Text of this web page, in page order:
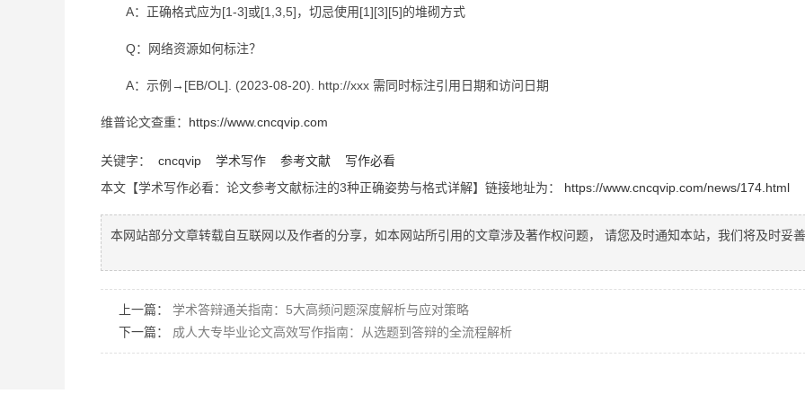
A：正确格式应为[1-3]或[1,3,5]，切忌使用[1][3][5]的堆砌方式
Q：网络资源如何标注？
A：示例→[EB/OL]. (2023-08-20). http://xxx 需同时标注引用日期和访问日期
维普论文查重： https://www.cncqvip.com
关键字： cncqvip 学术写作 参考文献
写作必看
本文【学术写作必看：论文参考文献标注的3种正确姿势与格式详解】链接地址为： https://www.cncqvip.com/news/174.html
本网站部分文章转载自互联网以及作者的分享，如本网站所引用的文章涉及著作权问题， 请您及时通知本站，我们将及时妥
上一篇： 学术答辩通关指南：5大高频问题深度解析与应对策略
下一篇： 成人大专毕业论文高效写作指南：从选题到答辩的全流程解析